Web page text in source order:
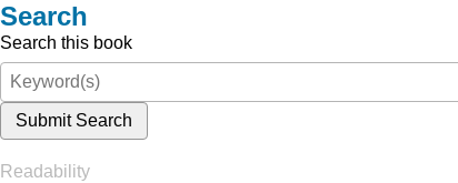
Search
Search this book
Submit Search
Readability